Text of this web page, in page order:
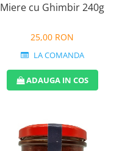
Miere cu Ghimbir 240g
25,00 RON
LA COMANDA
ADAUGA IN COS